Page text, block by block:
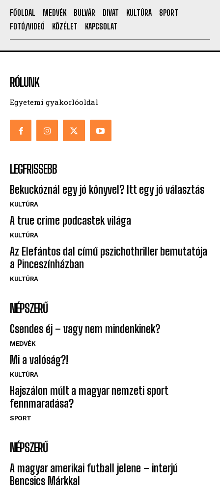
FŐOLDAL MEDVÉK BULVÁR DIVAT KULTÚRA
SPORT
FOTÓ/VIDEÓ
KÖZÉLET KAPCSOLAT
RÓLUNK
Egyetemi gyakorlóoldal
LEGFRISSEBB
Bekuckóznál egy jó könyvel? Itt egy jó választás
KULTÚRA
A true crime podcastek világa
KULTÚRA
Az Elefántos dal című pszichothriller bemutatója
a Pinceszínházban
KULTÚRA
NÉPSZERŰ
Csendes éj – vagy nem mindenkinek?
MEDVÉK
Mi a valóság?!
KULTÚRA
Hajszálon múlt a magyar nemzeti sport
fennmaradása?
SPORT
NÉPSZERŰ
A magyar amerikai futball jelene – interjú
Bencsics Márkkal